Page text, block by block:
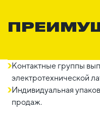
Контактные группы
электротехнической
Индивидуальная
продаж.